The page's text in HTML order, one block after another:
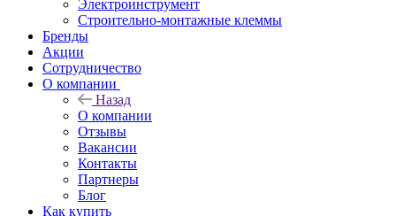
Электроинструмент
Строительно-монтажные клеммы
Бренды
Акции
Сотрудничество
О компании
Назад
О компании
Отзывы
Вакансии
Контакты
Партнеры
Блог
Как купить